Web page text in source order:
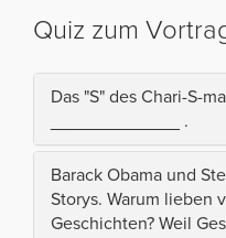
Quiz zum
Das "S" des Chari-S-
_____________ .
Barack Obama und
Storys. Warum lieben
Geschichten? Weil